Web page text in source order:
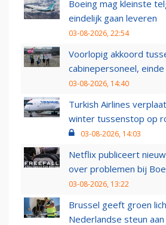
Boeing mag kleinste
eindelijk gaan leveren
03-08-2026, 22:54
Voorlopig akkoord
cabinepersoneel,
03-08-2026, 14:40
Turkish Airlines
winter tussenstop op
03-08-2026, 14:03
Netflix publiceert
over problemen bij
03-08-2026, 13:22
Brussel geeft groen
Nederlandse steun